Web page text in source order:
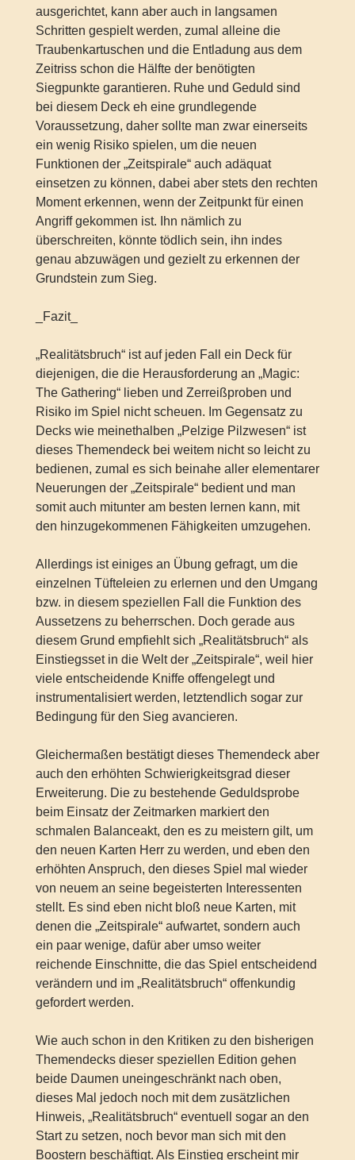
ausgerichtet, kann aber auch in langsamen
Schritten gespielt werden, zumal alleine die
Traubenkartuschen und die Entladung aus dem
Zeitriss schon die Hälfte der benötigten
Siegpunkte garantieren. Ruhe und Geduld sind
bei diesem Deck eh eine grundlegende
Voraussetzung, daher sollte man zwar einerseits
ein wenig Risiko spielen, um die neuen
Funktionen der „Zeitspirale“ auch adäquat
einsetzen zu können, dabei aber stets den rechten
Moment erkennen, wenn der Zeitpunkt für einen
Angriff gekommen ist. Ihn nämlich zu
überschreiten, könnte tödlich sein, ihn indes
genau abzuwägen und gezielt zu erkennen der
Grundstein zum Sieg.
_Fazit_
„Realitätsbruch“ ist auf jeden Fall ein Deck für
diejenigen, die die Herausforderung an „Magic:
The Gathering“ lieben und Zerreißproben und
Risiko im Spiel nicht scheuen. Im Gegensatz zu
Decks wie meinethalben „Pelzige Pilzwesen“ ist
dieses Themendeck bei weitem nicht so leicht zu
bedienen, zumal es sich beinahe aller elementarer
Neuerungen der „Zeitspirale“ bedient und man
somit auch mitunter am besten lernen kann, mit
den hinzugekommenen Fähigkeiten umzugehen.
Allerdings ist einiges an Übung gefragt, um die
einzelnen Tüfteleien zu erlernen und den Umgang
bzw. in diesem speziellen Fall die Funktion des
Aussetzens zu beherrschen. Doch gerade aus
diesem Grund empfiehlt sich „Realitätsbruch“ als
Einstiegsset in die Welt der „Zeitspirale“, weil hier
viele entscheidende Kniffe offengelegt und
instrumentalisiert werden, letztendlich sogar zur
Bedingung für den Sieg avancieren.
Gleichermaßen bestätigt dieses Themendeck aber
auch den erhöhten Schwierigkeitsgrad dieser
Erweiterung. Die zu bestehende Geduldsprobe
beim Einsatz der Zeitmarken markiert den
schmalen Balanceakt, den es zu meistern gilt, um
den neuen Karten Herr zu werden, und eben den
erhöhten Anspruch, den dieses Spiel mal wieder
von neuem an seine begeisterten Interessenten
stellt. Es sind eben nicht bloß neue Karten, mit
denen die „Zeitspirale“ aufwartet, sondern auch
ein paar wenige, dafür aber umso weiter
reichende Einschnitte, die das Spiel entscheidend
verändern und im „Realitätsbruch“ offenkundig
gefordert werden.
Wie auch schon in den Kritiken zu den bisherigen
Themendecks dieser speziellen Edition gehen
beide Daumen uneingeschränkt nach oben,
dieses Mal jedoch noch mit dem zusätzlichen
Hinweis, „Realitätsbruch“ eventuell sogar an den
Start zu setzen, noch bevor man sich mit den
Boostern beschäftigt. Als Einstieg erscheint mir